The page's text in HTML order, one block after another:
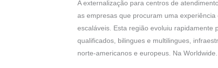
A externalização para centros de
as empresas que procuram uma
escaláveis. Esta região evoluiu
qualificados, bilingues e multilingues,
norte-americanos e europeus. Na